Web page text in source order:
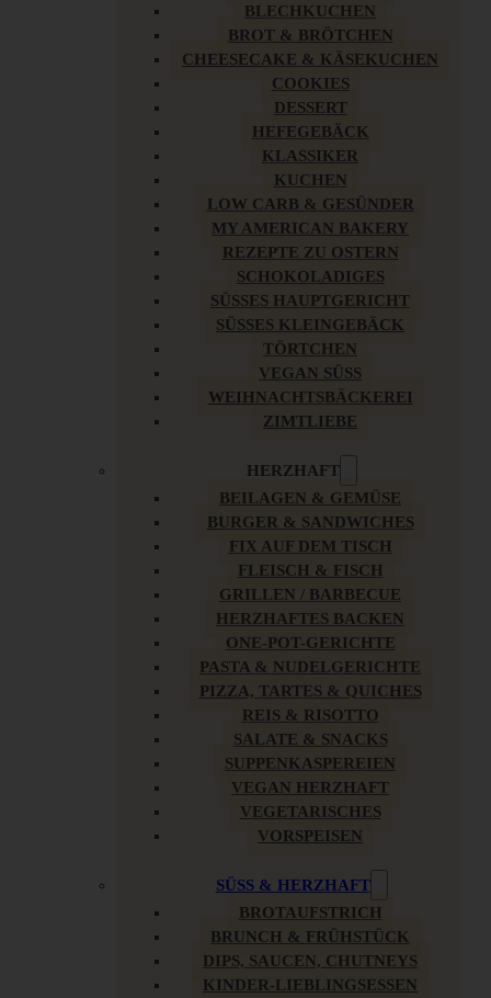
BLECHKUCHEN
BROT & BRÖTCHEN
CHEESECAKE & KÄSEKUCHEN
COOKIES
DESSERT
HEFEGEBÄCK
KLASSIKER
KUCHEN
LOW CARB & GESÜNDER
MY AMERICAN BAKERY
REZEPTE ZU OSTERN
SCHOKOLADIGES
SÜSSES HAUPTGERICHT
SÜSSES KLEINGEBÄCK
TÖRTCHEN
VEGAN SÜSS
WEIHNACHTSBÄCKEREI
ZIMTLIEBE
HERZHAFT
BEILAGEN & GEMÜSE
BURGER & SANDWICHES
FIX AUF DEM TISCH
FLEISCH & FISCH
GRILLEN / BARBECUE
HERZHAFTES BACKEN
ONE-POT-GERICHTE
PASTA & NUDELGERICHTE
PIZZA, TARTES & QUICHES
REIS & RISOTTO
SALATE & SNACKS
SUPPENKASPEREIEN
VEGAN HERZHAFT
VEGETARISCHES
VORSPEISEN
SÜSS & HERZHAFT
BROTAUFSTRICH
BRUNCH & FRÜHSTÜCK
DIPS, SAUCEN, CHUTNEYS
KINDER-LIEBLINGSESSEN